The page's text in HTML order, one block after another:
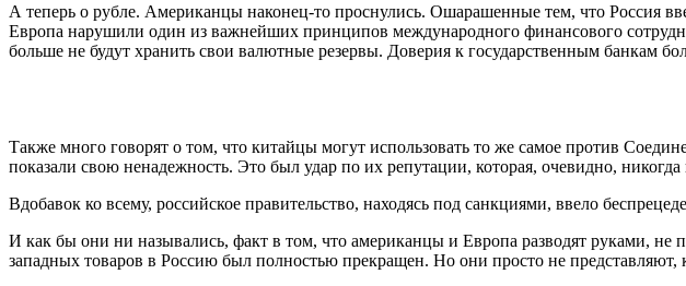
А теперь о рубле. Американцы наконец-то проснулись. Ошарашенные тем, что Россия
Европа нарушили один из важнейших принципов международного финансового
больше не будут хранить свои валютные резервы. Доверия к государственным банкам
Также много говорят о том, что китайцы могут использовать то же самое против
показали свою ненадежность. Это был удар по их репутации, которая, очевидно, никогда
Вдобавок ко всему, российское правительство, находясь под санкциями, ввело
И как бы они ни назывались, факт в том, что американцы и Европа разводят руками,
западных товаров в Россию был полностью прекращен. Но они просто не представляют,